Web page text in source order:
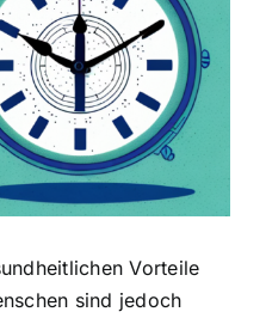
Vorteile
sind jedoch